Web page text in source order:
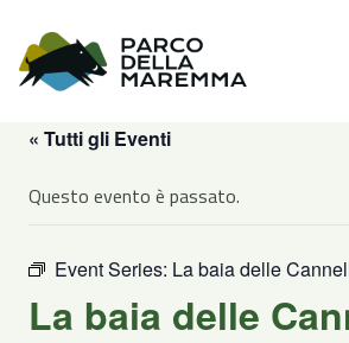
« Tutti gli Eventi
Questo evento è passato.
Event Series: La baia delle
La baia delle